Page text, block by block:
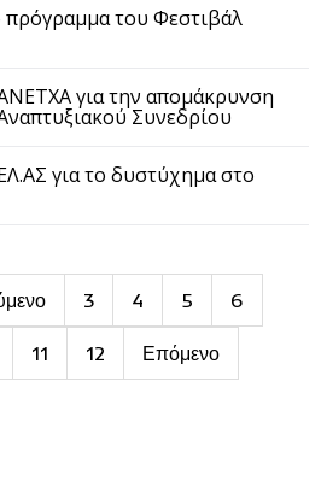
του Φεστιβάλ
για την απομάκρυνση
Συνεδρίου
για το δυστύχημα στο
3 4 5 6
11 12 Επόμενο